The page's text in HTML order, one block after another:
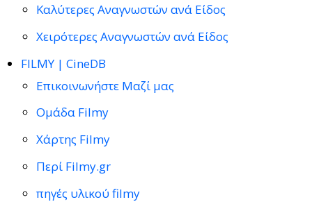
Καλύτερες Αναγνωστών ανά Είδος
Χειρότερες Αναγνωστών ανά Είδος
FILMY | CineDB
Επικοινωνήστε Μαζί μας
Ομάδα Filmy
Χάρτης Filmy
Περί Filmy.gr
πηγές υλικού filmy